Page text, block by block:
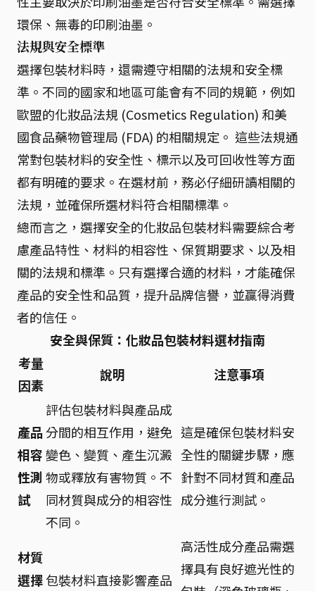
環保、無毒的印刷油墨。
法規與安全標準
選擇包裝材料時，還需遵守相關的法規和安全標
準。不同的國家和地區可能會有不同的規範，例如
歐盟的化妝品法規 (Cosmetics Regulation) 和美
國食品藥物管理局 (FDA) 的相關規定。 這些法規通
常對包裝材料的安全性、標示以及可回收性等方面
都有明確的要求。在選材前，務必仔細研讀相關的
法規，並確保所選材料符合相關標準。
總而言之，選擇安全的化妝品包裝材料需要綜合考
慮產品特性、材料的相容性、保質期要求、以及相
關的法規和標準。只有選擇合適的材料，才能確保
產品的安全性和品質，提升品牌信譽，並贏得消費
者的信任。
安全與保質：化妝品包裝材料選材指南
考量
因素
說明 注意事項
產品
相容
性測
試
評估包裝材料與產品成
分間的相互作用，避免
變色、變質、產生沉澱
物或釋放有害物質。不
同材質與成分的相容性
不同。
這是確保包裝材料安
全性的關鍵步驟，應
針對不同材質和產品
成分進行測試。
材質
選擇包裝材料直接影響產品
高活性成分產品需選
擇具有良好遮光性的